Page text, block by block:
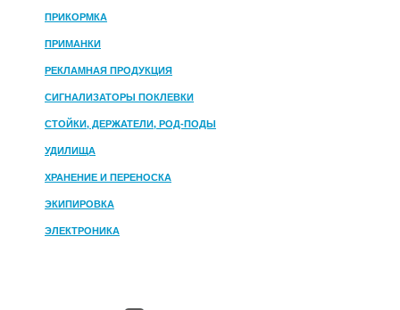
ПРИКОРМКА
ПРИМАНКИ
РЕКЛАМНАЯ ПРОДУКЦИЯ
СИГНАЛИЗАТОРЫ ПОКЛЕВКИ
СТОЙКИ, ДЕРЖАТЕЛИ, РОД-ПОДЫ
УДИЛИЩА
ХРАНЕНИЕ И ПЕРЕНОСКА
ЭКИПИРОВКА
ЭЛЕКТРОНИКА